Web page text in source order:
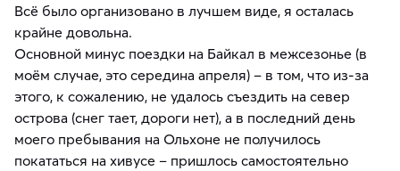
Всё было организовано в лучшем виде, я осталась
крайне довольна.
Основной минус поездки на Байкал в межсезонье (в
моём случае, это середина апреля) – в том, что из-за
этого, к сожалению, не удалось съездить на север
острова (снег тает, дороги нет), а в последний день
моего пребывания на Ольхоне не получилось
покататься на хивусе – пришлось самостоятельно